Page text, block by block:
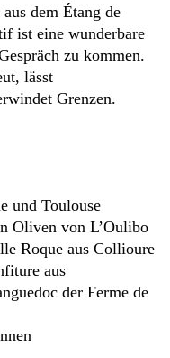
dem Étang de
ist eine wunderbare
zu kommen.
lässt
Grenzen.
und Toulouse
Oliven von L’Oulibo
Roque aus Collioure
aus
der Ferme de